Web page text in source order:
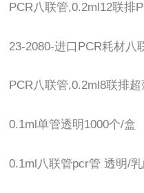
PCR八联管,0.2ml12联排
23-2080-进口PCR耗材八
PCR八联管,0.2ml8联排
0.1ml单管透明1000个/盒
0.1ml八联管pcr管 透明/